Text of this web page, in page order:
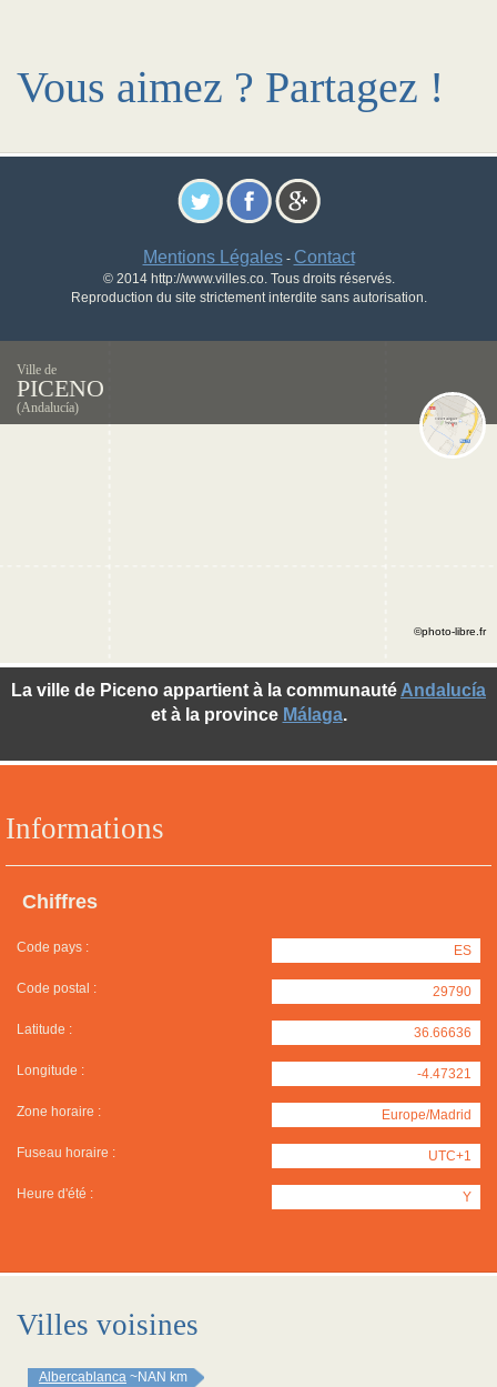
Vous aimez ? Partagez !
Mentions Légales- Contact
© 2014 http://www.villes.co. Tous droits réservés.
Reproduction du site strictement interdite sans autorisation.
Ville de
PICENO
(Andalucía)
Informations
Chiffres
Code pays : ES
Code postal : 29790
Latitude : 36.66636
Longitude : -4.47321
Zone horaire : Europe/Madrid
Fuseau horaire : UTC+1
Heure d'été : Y
La ville de Piceno appartient à la communauté Andalucía
et à la province Málaga.
©photo-libre.fr
Villes voisines
Albercablanca ~NAN km